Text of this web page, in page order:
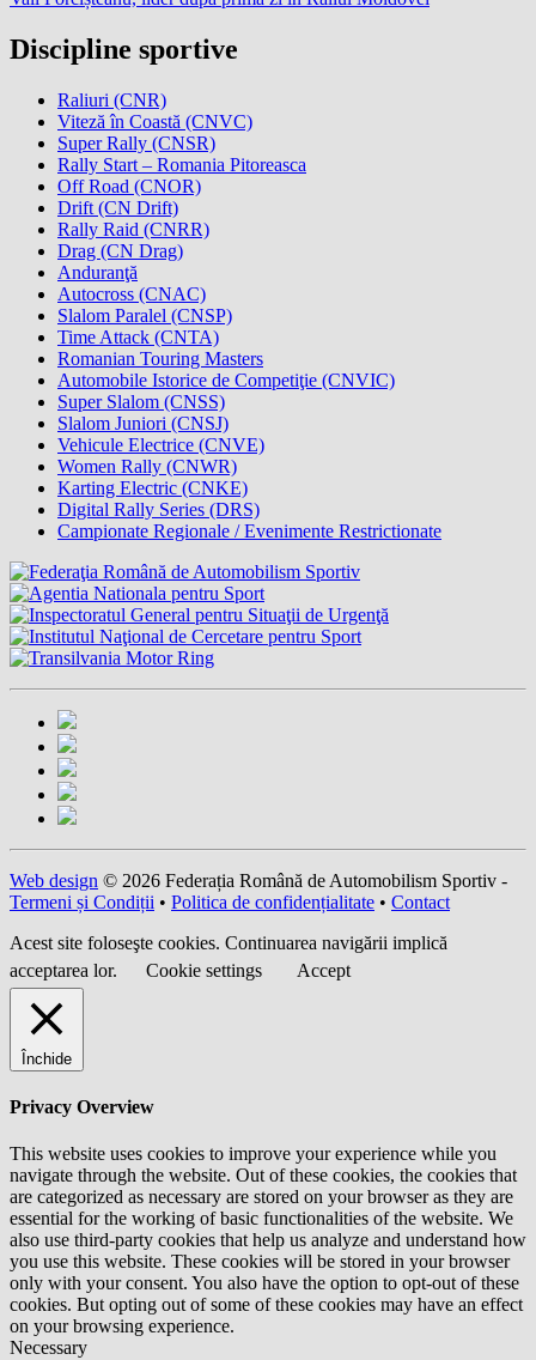
Discipline sportive
Raliuri (CNR)
Viteză în Coastă (CNVC)
Super Rally (CNSR)
Rally Start – Romania Pitoreasca
Off Road (CNOR)
Drift (CN Drift)
Rally Raid (CNRR)
Drag (CN Drag)
Anduranţă
Autocross (CNAC)
Slalom Paralel (CNSP)
Time Attack (CNTA)
Romanian Touring Masters
Automobile Istorice de Competiţie (CNVIC)
Super Slalom (CNSS)
Slalom Juniori (CNSJ)
Vehicule Electrice (CNVE)
Women Rally (CNWR)
Karting Electric (CNKE)
Digital Rally Series (DRS)
Campionate Regionale / Evenimente Restrictionate
Web design © 2026 Federația Română de Automobilism Sportiv -
Termeni și Condiții • Politica de confidențialitate • Contact
Acest site foloseşte cookies. Continuarea navigării implică
acceptarea lor.
Cookie settings Accept
Închide
Privacy Overview
This website uses cookies to improve your experience while you
navigate through the website. Out of these cookies, the cookies that
are categorized as necessary are stored on your browser as they are
essential for the working of basic functionalities of the website. We
also use third-party cookies that help us analyze and understand how
you use this website. These cookies will be stored in your browser
only with your consent. You also have the option to opt-out of these
cookies. But opting out of some of these cookies may have an effect
on your browsing experience.
Necessary